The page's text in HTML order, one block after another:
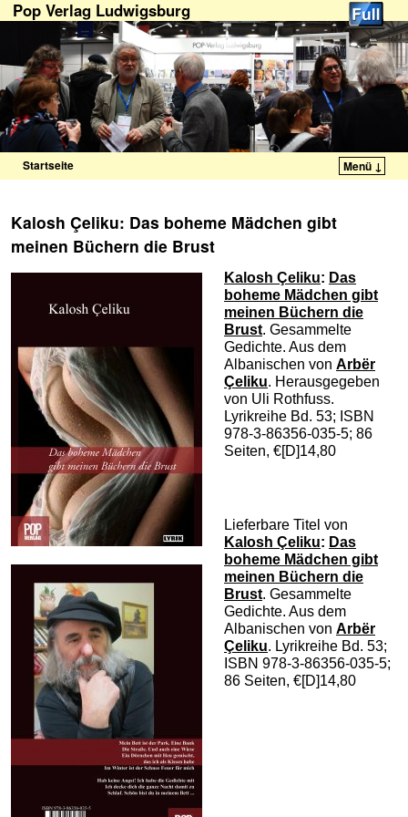
Pop Verlag Ludwigsburg
Startseite Menü ↓
Kalosh Çeliku: Das boheme Mädchen gibt
meinen Büchern die Brust
Kalosh Çeliku: Das
boheme Mädchen gibt
meinen Büchern die
Brust. Gesammelte
Gedichte. Aus dem
Albanischen von Arbër
Çeliku. Herausgegeben
von Uli Rothfuss.
Lyrikreihe Bd. 53; ISBN
978-3-86356-035-5; 86
Seiten, €[D]14,80
Lieferbare Titel von
Kalosh Çeliku: Das
boheme Mädchen gibt
meinen Büchern die
Brust. Gesammelte
Gedichte. Aus dem
Albanischen von Arbër
Çeliku. Lyrikreihe Bd. 53;
ISBN 978-3-86356-035-5;
86 Seiten, €[D]14,80